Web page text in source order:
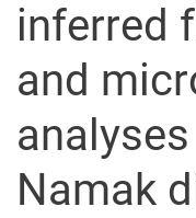
inferred
and
Namak